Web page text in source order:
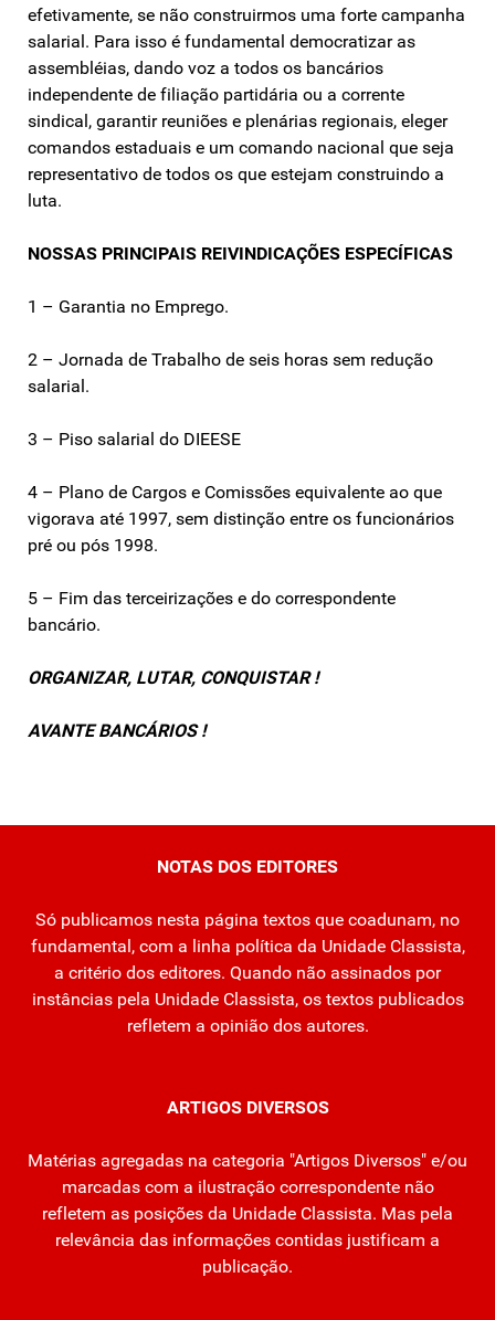
efetivamente, se não construirmos uma forte campanha
salarial. Para isso é fundamental democratizar as
assembléias, dando voz a todos os bancários
independente de filiação partidária ou a corrente
sindical, garantir reuniões e plenárias regionais, eleger
comandos estaduais e um comando nacional que seja
representativo de todos os que estejam construindo a
luta.
NOSSAS PRINCIPAIS REIVINDICAÇÕES ESPECÍFICAS
1 – Garantia no Emprego.
2 – Jornada de Trabalho de seis horas sem redução
salarial.
3 – Piso salarial do DIEESE
4 – Plano de Cargos e Comissões equivalente ao que
vigorava até 1997, sem distinção entre os funcionários
pré ou pós 1998.
5 – Fim das terceirizações e do correspondente
bancário.
ORGANIZAR, LUTAR, CONQUISTAR !
AVANTE BANCÁRIOS !
NOTAS DOS EDITORES
Só publicamos nesta página textos que coadunam, no
fundamental, com a linha política da Unidade Classista,
a critério dos editores. Quando não assinados por
instâncias pela Unidade Classista, os textos publicados
refletem a opinião dos autores.
ARTIGOS DIVERSOS
Matérias agregadas na categoria "Artigos Diversos" e/ou
marcadas com a ilustração correspondente não
refletem as posições da Unidade Classista. Mas pela
relevância das informações contidas justificam a
publicação.